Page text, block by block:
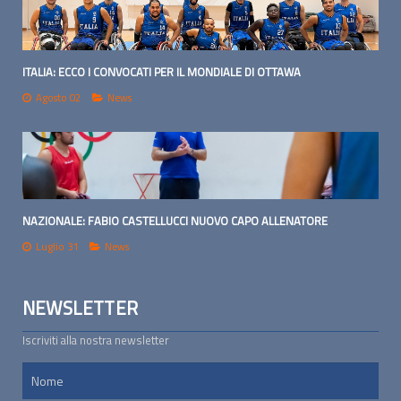
ITALIA: ECCO I CONVOCATI PER IL MONDIALE DI OTTAWA
Agosto 02 News
NAZIONALE: FABIO CASTELLUCCI NUOVO CAPO ALLENATORE
Luglio 31 News
NEWSLETTER
Iscriviti alla nostra newsletter